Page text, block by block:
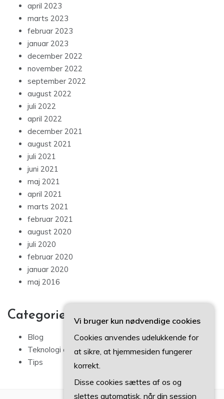
april 2023
marts 2023
februar 2023
januar 2023
december 2022
november 2022
september 2022
august 2022
juli 2022
april 2022
december 2021
august 2021
juli 2021
juni 2021
maj 2021
april 2021
marts 2021
februar 2021
august 2020
juli 2020
februar 2020
januar 2020
maj 2016
Categories
Blog
Teknologi og IT
Tips
Vi bruger kun nødvendige cookies
Cookies anvendes udelukkende for
at sikre, at hjemmesiden fungerer
korrekt.
Disse cookies sættes af os og
slettes automatisk, når din session